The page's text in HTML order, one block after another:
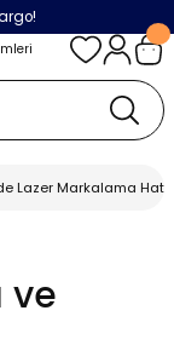
Lazer Markalama
ve